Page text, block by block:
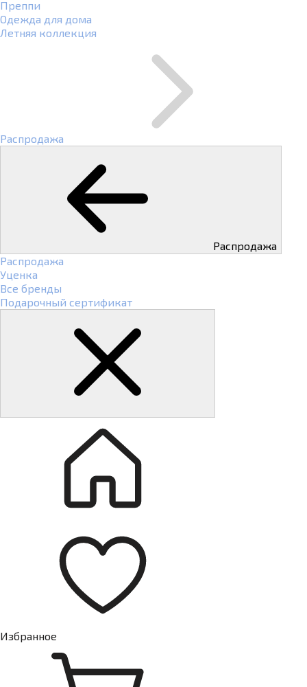
Преппи
Одежда для дома
Летняя коллекция
Распродажа
Распродажа
Распродажа
Уценка
Все бренды
Подарочный сертификат
Избранное